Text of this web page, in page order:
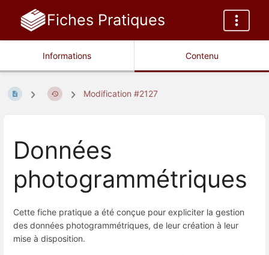
Fiches Pratiques
Informations Contenu
Modification #2127
Données
photogrammétriques
Cette fiche pratique a été conçue pour expliciter la gestion
des données photogrammétriques, de leur création à leur
mise à disposition.